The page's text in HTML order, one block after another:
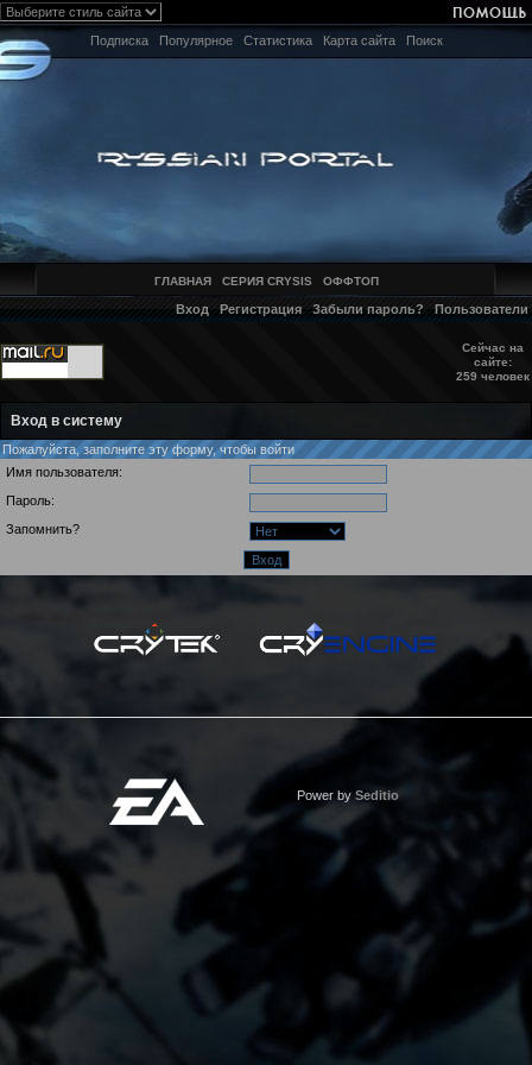
Подписка Популярное Статистика Карта сайта Поиск
ГЛАВНАЯ СЕРИЯ CRYSIS ОФФТОП
Вход Регистрация Забыли пароль? Пользователи
Сейчас на
сайте:
259 человек
Вход в систему
Пожалуйста, заполните эту форму, чтобы войти
Имя пользователя:
Пароль:
Запомнить?
Power by Seditio